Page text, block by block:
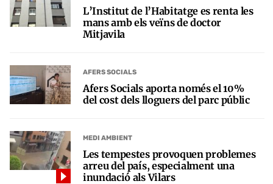
L’Institut de l’Habitatge es renta les
mans amb els veïns de doctor
Mitjavila
AFERS SOCIALS
Afers Socials aporta només el 10%
del cost dels lloguers del parc públic
MEDI AMBIENT
Les tempestes provoquen problemes
arreu del país, especialment una
inundació als Vilars